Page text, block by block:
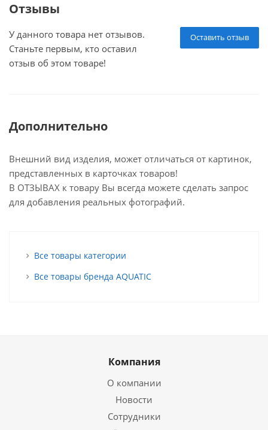
Отзывы
Оставить отзыв
У данного товара нет отзывов.
Станьте первым, кто оставил
отзыв об этом товаре!
Дополнительно
Внешний вид изделия, может отличаться от картинок,
представленных в карточках товаров!
В ОТЗЫВАХ к товару Вы всегда можете сделать запрос
для добавления реальных фотографий.
Все товары категории
Все товары бренда AQUATIC
Компания
О компании
Новости
Сотрудники